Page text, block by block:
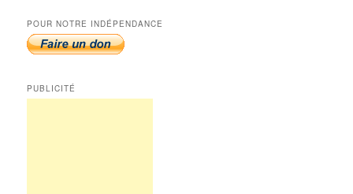
POUR NOTRE INDÉPENDANCE
PUBLICITÉ